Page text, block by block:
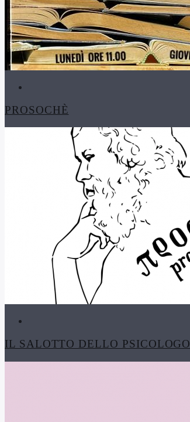
PROSOCHÈ
IL SALOTTO DELLO PSICOLOGO